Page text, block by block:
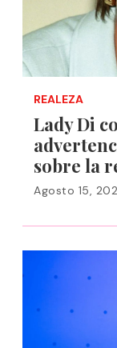
REALEZA
Lady Di
sobre la
Agosto 15,